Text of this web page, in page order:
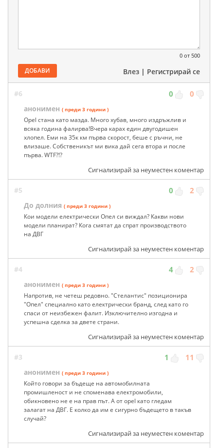
0 от 500
ДОБАВИ Влез | Регистрирай се
#6 0 0
анонимен ( преди 3 години )
Opel стана като мазда. Много хубав, много издръжлив и
всяка година фалирва!Вчера карах един двугодишен
хлопел. Еми на 35к км първа скорост, беше с ръчни, не
влизаше. Собственикът ми вика дай сега втора и после
първа. WTF?!?
Сигнализирай за неуместен коментар
#5 0 2
До долния ( преди 3 години )
Кои модели електрически Опел си виждал? Какви нови
модели планират? Кога смятат да спрат производството
на ДВГ
Сигнализирай за неуместен коментар
#4 4 2
анонимен ( преди 3 години )
Напротив, не четеш редовно. "Стелантис" позиционира
"Опел" специално като електрически бранд, след като го
спаси от неизбежен фалит. Изключително изгодна и
успешна сделка за двете страни.
Сигнализирай за неуместен коментар
#3 1 11
анонимен ( преди 3 години )
Който говори за бъдеще на автомобилната
промишленост и не споменава електромобили,
обикновено не е на прав път. А от opel като гледам
залагат на ДВГ. Е колко да им е сигурно бъдещето в такъв
случай?
Сигнализирай за неуместен коментар